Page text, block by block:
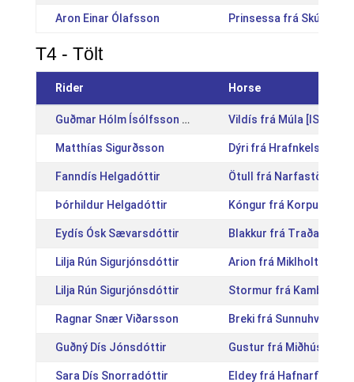
Aron Einar Ólafsson Prinsessa frá Skúfslæk
T4 - Tölt
Rider Horse
Guðmar Hólm Ísólfsson Líndal Vildís frá Múla
Matthías Sigurðsson Dýri frá
Fanndís Helgadóttir Ötull frá Narfastöðum
Þórhildur Helgadóttir Kóngur frá Korpu
Eydís Ósk Sævarsdóttir Blakkur frá Traðarholti
Lilja Rún Sigurjónsdóttir Arion frá Miklholti
Lilja Rún Sigurjónsdóttir Stormur frá Kambi
Ragnar Snær Viðarsson Breki frá Sunnuhvoli
Guðný Dís Jónsdóttir Gustur frá Miðhúsum
Sara Dís Snorradóttir Eldey frá Hafnarfirði